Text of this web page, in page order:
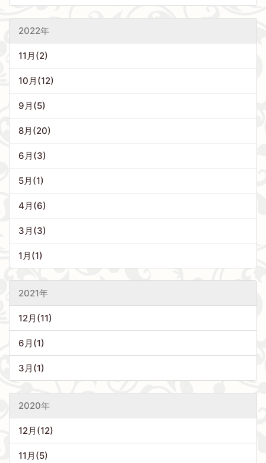
2022年
11月(2)
10月(12)
9月(5)
8月(20)
6月(3)
5月(1)
4月(6)
3月(3)
1月(1)
2021年
12月(11)
6月(1)
3月(1)
2020年
12月(12)
11月(5)